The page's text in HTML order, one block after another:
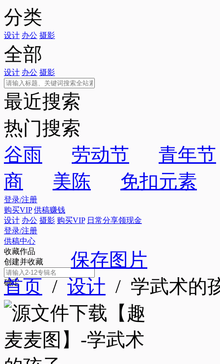
分类
设计 办公 摄影
全部
设计 办公 摄影
最近搜索
热门搜索
谷雨
劳动节
青年节
商
美陈 免扣元素
登录/注册
购买VIP 供稿赚钱
设计 办公 摄影 购买VIP 日常分享领现金
登录/注册
供稿中心
收藏作品
创建并收藏
确定
保存图片
首页 / 设计 / 学武术的